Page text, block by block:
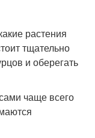
растения
тщательно
и оберегать
чаще всего